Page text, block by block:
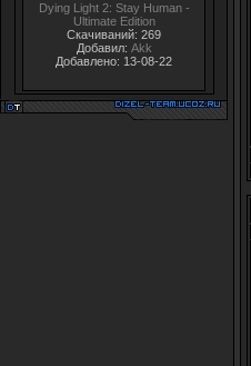
Dying Light 2: Stay Human -
Ultimate Edition
Скачиваний: 269
Добавил: Akk
Добавлено: 13-08-22